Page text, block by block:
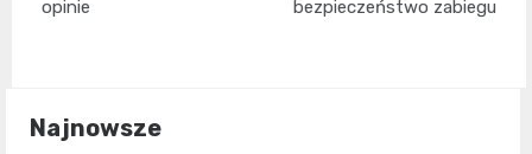
opinie
bezpieczeństwo zabiegu
Najnowsze